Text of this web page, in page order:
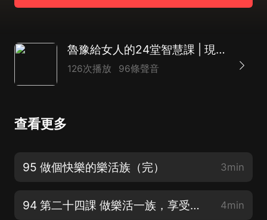
魯豫給女人的24堂智慧課 | 現代年輕女性智慧必修課
126次播放 96條聲音
查看更多
95 做個快樂的樂活族（完） 3min
94 第二十四課 做樂活一族，享受健康生活 樂活族：簡單的生活里有可持續的快樂 4min